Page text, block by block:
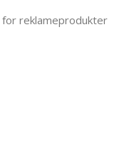
reklameprodukter